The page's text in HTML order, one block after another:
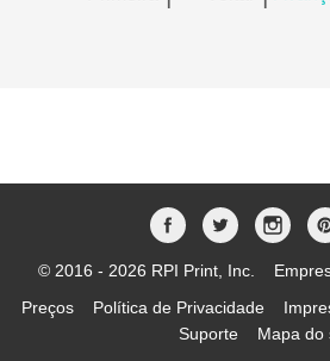
© 2016 - 2026 RPI Print, Inc.
Preços
Política de Privacidade
Suporte
Mapa do